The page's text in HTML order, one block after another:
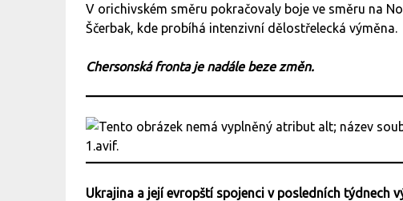
V orichivském směru pokračovaly boje ve směru na
Ščerbak, kde probíhá intenzivní dělostřelecká výměna.
Chersonská fronta je nadále beze změn.
Ukrajina a její evropští spojenci v posledních týdnech